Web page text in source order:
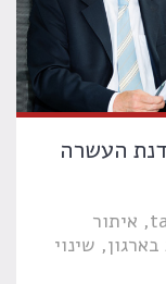
העשרה
איתור
שינוי